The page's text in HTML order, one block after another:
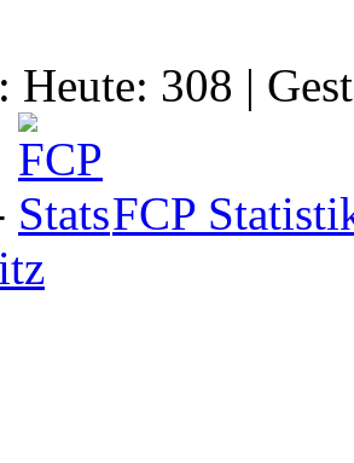
Heute: 308 |
FCP